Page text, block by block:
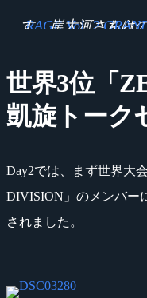
こちら
RAGE Vol .2
世界3位「
凱旋トーク
Day2では、まず世界大
DIVISION」のメンバー
されました。